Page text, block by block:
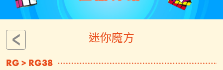
迷你魔方
RG > RG38